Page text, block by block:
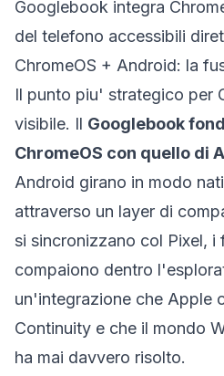
Googlebook integra
del telefono accessibili
ChromeOS + Android: la
Il punto piu' strategico per
visibile. Il Googlebook
ChromeOS con quello di
Android girano in modo
attraverso un layer di
si sincronizzano col Pixel, i
compaiono dentro
un'integrazione che Apple
Continuity e che il mondo
ha mai davvero risolto.